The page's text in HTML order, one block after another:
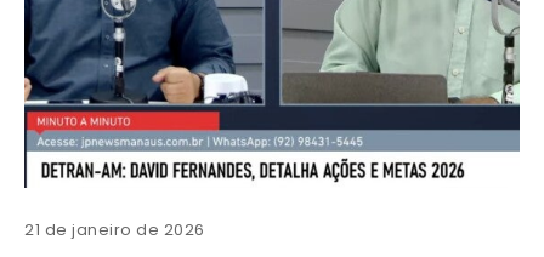
21 de janeiro de 2026